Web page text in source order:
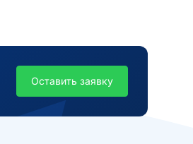
Оставить заявку